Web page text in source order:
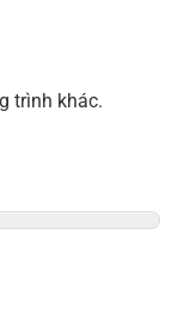
trình khác.